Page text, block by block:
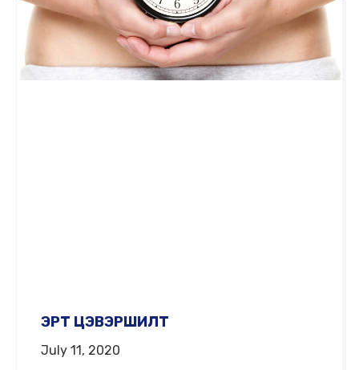
ЭРТ ЦЭВЭРШИЛТ
July 11, 2020